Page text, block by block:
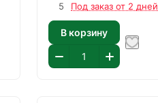
5 Под заказ от 2 дней
В корзину